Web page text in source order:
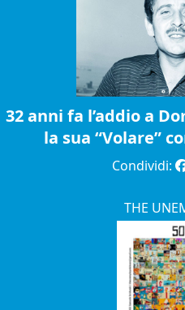
32 anni fa l’addio a
la sua “Volare”
Condividi:
THE